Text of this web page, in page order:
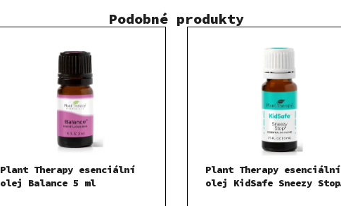
Podobné produkty
Plant Therapy esenciální
olej Balance 5 ml
Plant Therapy esenciální
olej KidSafe Sneezy Stop